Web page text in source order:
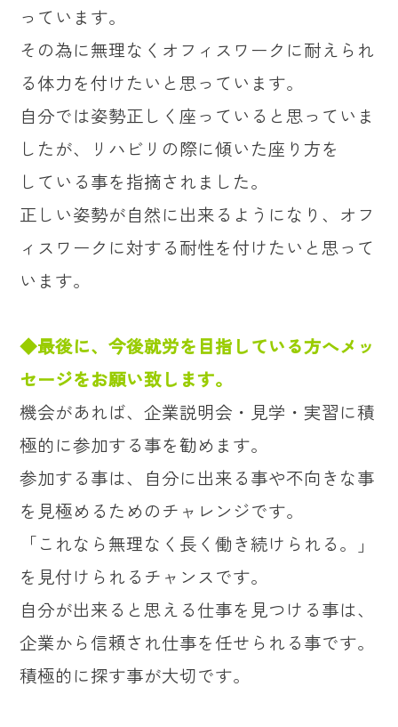
っています。
その為に無理なくオフィスワークに耐えられ
る体力を付けたいと思っています。
自分では姿勢正しく座っていると思っていま
したが、リハビリの際に傾いた座り方を
している事を指摘されました。
正しい姿勢が自然に出来るようになり、オフ
ィスワークに対する耐性を付けたいと思って
います。
◆最後に、今後就労を目指している方へメッ
セージをお願い致します。
機会があれば、企業説明会・見学・実習に積
極的に参加する事を勧めます。
参加する事は、自分に出来る事や不向きな事
を見極めるためのチャレンジです。
「これなら無理なく長く働き続けられる。」
を見付けられるチャンスです。
自分が出来ると思える仕事を見つける事は、
企業から信頼され仕事を任せられる事です。
積極的に探す事が大切です。